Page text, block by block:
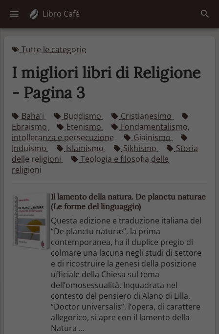
Libro Café
Tutte le categorie
I migliori libri di Religione
- Pagina 3
Baha'i Buddismo
Cristianesimo
Ebraismo
Etenismo
Fondamentalismo,
intolleranza e persecuzione
Giainismo
Induismo
Islamismo Sikhismo
Storia
delle religioni
Teologia e filosofia delle
religioni
Il lamento della natura. De planctu naturae
(Le forme del linguaggio)
Questa edizione e traduzione italiana del
“De planctu naturæ”, la prima
contemporanea, ha il duplice pregio di
colmare una lacuna negli studi di settore
e di ricostruire la genesi della posizione
ufficiale della Chiesa sul tema
dell’omosessualità. Inquadrata nel
contesto del pensiero di Alano di Lilla,
“Doctor universalis”, l’opera, di carattere
allegorico, si apre con il lamento della
Natura ...